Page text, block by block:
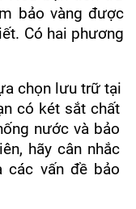
bảo vàng được
Có hai phương
chọn lưu trữ tại
có két sắt chất
nước và bảo
hãy cân nhắc
vấn đề bảo